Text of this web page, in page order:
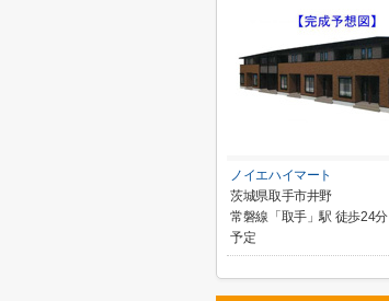
ノイエハイマート
茨城県取手市井野
常磐線「取手」駅 徒歩24分
予定